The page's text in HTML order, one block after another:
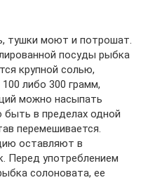
тушки моют и потрошат.
посуды рыбка
крупной солью,
либо 300 грамм,
можно насыпать
в пределах одной
перемешивается.
оставляют в
Перед употреблением
солоновата, ее